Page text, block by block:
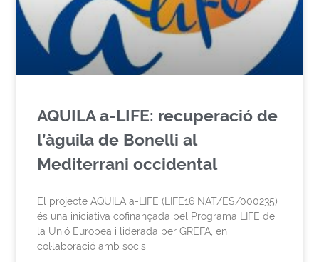
AQUILA a-LIFE: recuperació de
l’àguila de Bonelli al
Mediterrani occidental
El projecte AQUILA a-LIFE (LIFE16 NAT/ES/000235)
és una iniciativa cofinançada pel Programa LIFE de
la Unió Europea i liderada per GREFA, en
col·laboració amb socis